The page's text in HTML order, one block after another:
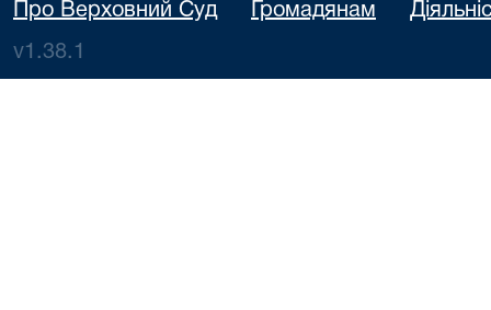
Про Верховний Суд Громадянам
v1.38.1